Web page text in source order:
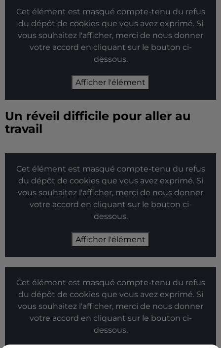
Cet élément est masqué compte-tenu du refus
du dépôt de cookies que vous avez exprimé. Si
vous souhaitez l'afficher, merci de nous donner
votre accord en cliquant sur le bouton ci-
dessous.
Afficher l'élément
Un réveil difficile pour aller au
travail
Cet élément est masqué compte-tenu du refus
du dépôt de cookies que vous avez exprimé. Si
vous souhaitez l'afficher, merci de nous donner
votre accord en cliquant sur le bouton ci-
dessous.
Afficher l'élément
Cet élément est masqué compte-tenu du refus
du dépôt de cookies que vous avez exprimé. Si
vous souhaitez l'afficher, merci de nous donner
votre accord en cliquant sur le bouton ci-
dessous.